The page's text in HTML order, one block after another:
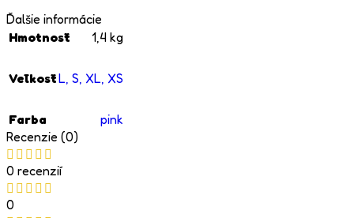
Ďalšie informácie
Hmotnosť
1,4 kg
VeľkosťL, S, XL, XS
Farba
pink
Recenzie (0)
0 recenzií
0